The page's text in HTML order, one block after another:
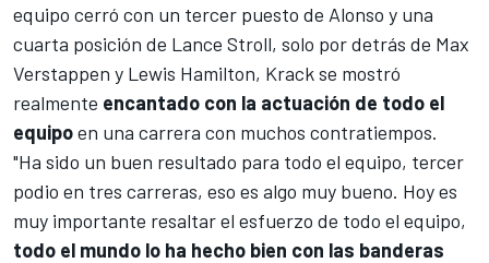
equipo cerró con un tercer puesto de Alonso y una
cuarta posición de Lance Stroll, solo por detrás de Max
Verstappen y Lewis Hamilton, Krack se mostró
realmente encantado con la actuación de todo el
equipoen una carrera con muchos contratiempos.
"Ha sido un buen resultado para todo el equipo, tercer
podio en tres carreras, eso es algo muy bueno. Hoy es
muy importante resaltar el esfuerzo de todo el equipo,
todo el mundo lo ha hecho bien con las banderas